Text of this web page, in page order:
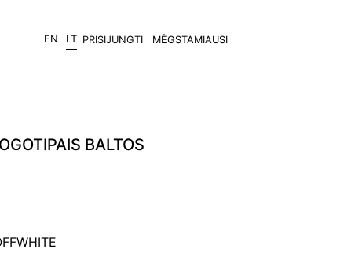
EN LT PRISIJUNGTI MĖGSTAMIAUSI
BALTOS